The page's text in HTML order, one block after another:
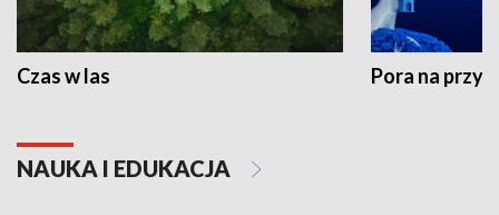
Czas w las Pora na
NAUKA I EDUKACJA